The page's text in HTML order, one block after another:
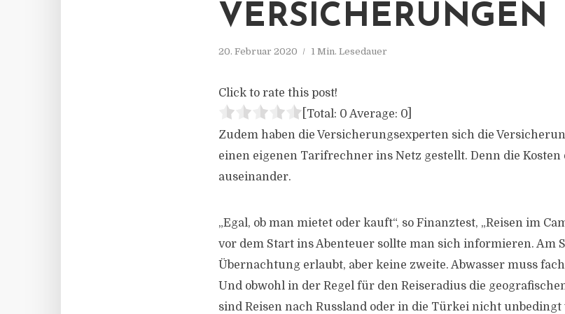
VERSICHERUNGEN
20. Februar 2020 1 Min. Lesedauer
Click to rate this post!
[Total: 0 Average: 0
Zudem haben die Versicherungsexperten sich die
einen eigenen Tarifrechner ins Netz gestellt. Denn die
auseinander.
„Egal, ob man mietet oder kauft“, so Finanztest, „Reisen im
vor dem Start ins Abenteuer sollte man sich informieren. Am
Übernachtung erlaubt, aber keine zweite. Abwasser muss
Und obwohl in der Regel für den Reiseradius die
sind Reisen nach Russland oder in die Türkei nicht unbedingt